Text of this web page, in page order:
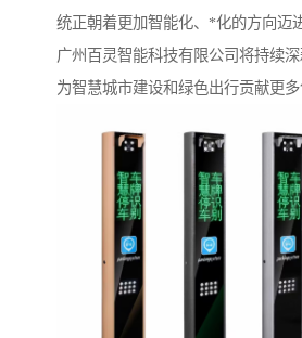
统正朝着更加智能化、*化的方向迈进
广州百灵智能科技有限公司将持续深
为智慧城市建设和绿色出行贡献更多